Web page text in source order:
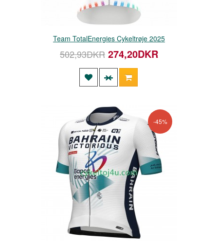
Team TotalEnergies Cykeltrøje 2025
502,93DKR 274,20DKR
-45%